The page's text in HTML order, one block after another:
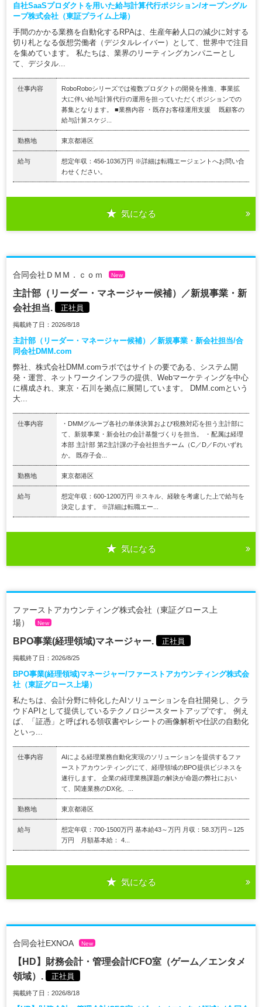
自社SaaSプロダクトを用いた給与計算代行ポジション/オープングル
ープ株式会社（東証プライム上場）
手間のかかる業務を自動化するRPAは、生産年齢人口の減少に対する
切り札となる仮想労働者（デジタルレイバー）として、世界中で注目
を集めています。 私たちは、業界のリーティングカンパニーとし
て、デジタル...
仕事内容
RoboRoboシリーズでは複数プロダクトの開発を推進、事業拡
大に伴い給与計算代行の運用を担っていただくポジションでの
募集となります。 ■業務内容 ・既存お客様運用支援 既顧客の
給与計算スケジ...
勤務地 東京都港区
給与
想定年収：456-1036万円 ※詳細は転職エージェントへお問い合
わせください。
気になる
合同会社ＤＭＭ．ｃｏｍ New
主計部（リーダー・マネージャー候補）／新規事業・新
会社担当.
正社員
掲載終了日：2026/8/18
主計部（リーダー・マネージャー候補）／新規事業・新会社担当/合
同会社DMM.com
弊社、株式会社DMM.comラボではサイトの要である、システム開
発・運営、ネットワークインフラの提供、Webマーケティングを中心
に構成され、東京・石川を拠点に展開しています。 DMM.comという
大...
仕事内容
・DMMグループ各社の単体決算および税務対応を担う主計部に
て、新規事業・新会社の会計基盤づくりを担当。 ・配属は経理
本部 主計部 第2主計課の子会社担当チーム（C／D／Fのいずれ
か。 既存子会...
勤務地 東京都港区
給与
想定年収：600-1200万円 ※スキル、経験を考慮した上で給与を
決定します。 ※詳細は転職エー...
気になる
ファーストアカウンティング株式会社（東証グロース上
場）
New
BPO事業(経理領域)マネージャー. 正社員
掲載終了日：2026/8/25
BPO事業(経理領域)マネージャー/ファーストアカウンティング株式会
社（東証グロース上場）
私たちは、会計分野に特化したAIソリューションを自社開発し、クラ
ウドAPIとして提供しているテクノロジースタートアップです。 例え
ば、「証憑」と呼ばれる領収書やレシートの画像解析や仕訳の自動化
といっ...
仕事内容
AIによる経理業務自動化実現のソリューションを提供するファ
ーストアカウンティングにて、経理領域のBPO提供ビジネスを
遂行します。 企業の経理業務課題の解決が命題の弊社におい
て、関連業務のDX化、...
勤務地 東京都港区
給与
想定年収：700-1500万円 基本給43～万円 月収：58.3万円～125
万円 月額基本給： 4...
気になる
合同会社EXNOA New
【HD】財務会計・管理会計/CFO室（ゲーム／エンタメ
領域）.
正社員
掲載終了日：2026/8/18